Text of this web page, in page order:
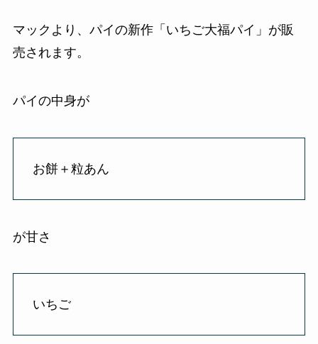
マックより、パイの新作「いちご大福パイ」が販
売されます。
パイの中身が
お餅＋粒あん
が甘さ
いちご